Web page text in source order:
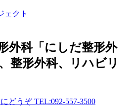
ェクト
外科「にしだ整形外
整形外科、リハビリ